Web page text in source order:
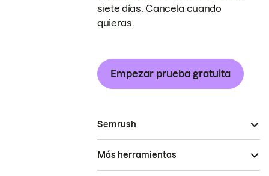
siete días. Cancela cuando
quieras.
Empezar prueba gratuita
Semrush
Más herramientas